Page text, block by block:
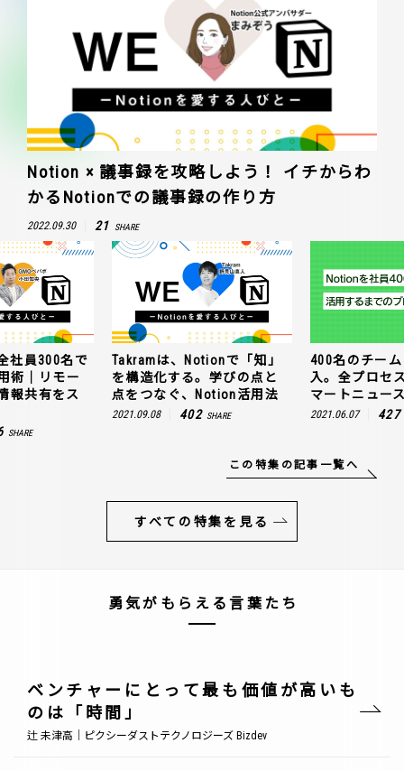
Notion × 議事録を攻略しよう！ イチからわ
かるNotionでの議事録の作り方
2022.09.30 21 SHARE
で「知」
学びの点と
活用法
400名のチームにNotion導
入。全プロセスを公開！ス
マートニュースの場合
2021.06.07 427 SHARE
GMOペパボが
使うNotion活
トワークでも
ムーズに！
この特集の記事一覧へ
すべての特集を見る
勇気がもらえる言葉たち
ベンチャーにとって最も価値が高いも
のは「時間」
辻 未津高｜ピクシーダストテクノロジーズ Bizdev